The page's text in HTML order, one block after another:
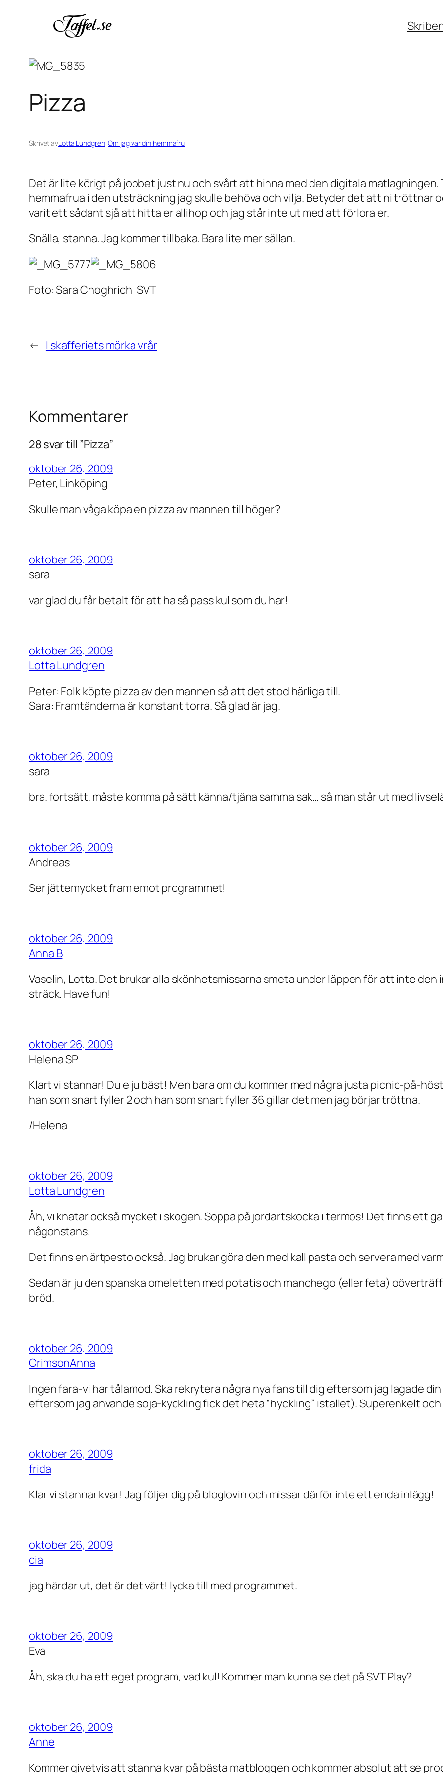
Pizza
Skrivet avLotta LundgreniOm jag var din hemmafru
Det är lite körigt på jobbet just nu och svårt att hinna med den digitala
hemmafrua i den utsträckning jag skulle behöva och vilja. Betyder det att ni tröttnar
varit ett sådant sjå att hitta er allihop och jag står inte ut med att förlora er.
Snälla, stanna. Jag kommer tillbaka. Bara lite mer sällan.
Foto: Sara Choghrich, SVT
← I skafferiets mörka vrår
Kommentarer
28 svar till ”Pizza”
oktober 26, 2009
Peter, Linköping
Skulle man våga köpa en pizza av mannen till höger?
oktober 26, 2009
sara
var glad du får betalt för att ha så pass kul som du har!
oktober 26, 2009
Lotta Lundgren
Peter: Folk köpte pizza av den mannen så att det stod härliga till.
Sara: Framtänderna är konstant torra. Så glad är jag.
oktober 26, 2009
sara
bra. fortsätt. måste komma på sätt känna/tjäna samma sak… så man står ut med
oktober 26, 2009
Andreas
Ser jättemycket fram emot programmet!
oktober 26, 2009
Anna B
Vaselin, Lotta. Det brukar alla skönhetsmissarna smeta under läppen för att inte den
sträck. Have fun!
oktober 26, 2009
Helena SP
Klart vi stannar! Du e ju bäst! Men bara om du kommer med några justa picnic-på-
han som snart fyller 2 och han som snart fyller 36 gillar det men jag börjar tröttna.
/Helena
oktober 26, 2009
Lotta Lundgren
Åh, vi knatar också mycket i skogen. Soppa på jordärtskocka i termos! Det finns ett
någonstans.
Det finns en ärtpesto också. Jag brukar göra den med kall pasta och servera med
Sedan är ju den spanska omeletten med potatis och manchego (eller feta)
bröd.
oktober 26, 2009
CrimsonAnna
Ingen fara-vi har tålamod. Ska rekrytera några nya fans till dig eftersom jag lagade
eftersom jag använde soja-kyckling fick det heta “hyckling” istället). Superenkelt
oktober 26, 2009
frida
Klar vi stannar kvar! Jag följer dig på bloglovin och missar därför inte ett enda inlägg!
oktober 26, 2009
cia
jag härdar ut, det är det värt! lycka till med programmet.
oktober 26, 2009
Eva
Åh, ska du ha ett eget program, vad kul! Kommer man kunna se det på SVT Play?
oktober 26, 2009
Anne
Kommer givetvis att stanna kvar på bästa matbloggen och kommer absolut att se